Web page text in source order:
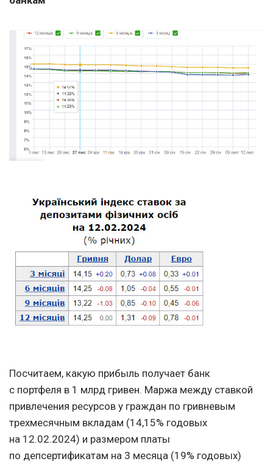
Посчитаем, какую прибыль получает банк
с портфеля в 1 млрд гривен. Маржа между ставкой
привлечения ресурсов у граждан по гривневым
трехмесячным вкладам (14,15% годовых
на 12.02.2024) и размером платы
по депсертификатам на 3 месяца (19% годовых)